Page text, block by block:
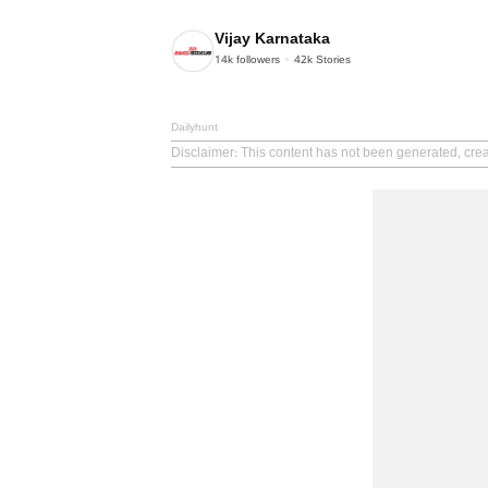
Vijay Karnataka
14k followers 42k Stories
Dailyhunt
Disclaimer: This content has not been generated,